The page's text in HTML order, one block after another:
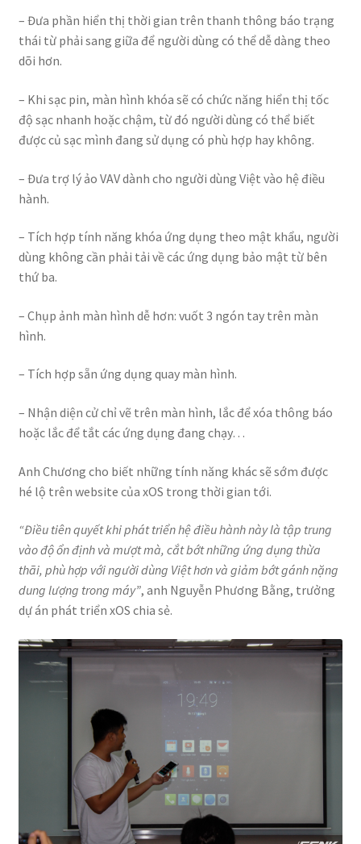
– Đưa phần hiển thị thời gian trên thanh thông báo trạng
thái từ phải sang giữa để người dùng có thể dễ dàng theo
dõi hơn.
– Khi sạc pin, màn hình khóa sẽ có chức năng hiển thị tốc
độ sạc nhanh hoặc chậm, từ đó người dùng có thể biết
được củ sạc mình đang sử dụng có phù hợp hay không.
– Đưa trợ lý ảo VAV dành cho người dùng Việt vào hệ điều
hành.
– Tích hợp tính năng khóa ứng dụng theo mật khẩu, người
dùng không cần phải tải về các ứng dụng bảo mật từ bên
thứ ba.
– Chụp ảnh màn hình dễ hơn: vuốt 3 ngón tay trên màn
hình.
– Tích hợp sẵn ứng dụng quay màn hình.
– Nhận diện cử chỉ vẽ trên màn hình, lắc để xóa thông báo
hoặc lắc để tắt các ứng dụng đang chạy…
Anh Chương cho biết những tính năng khác sẽ sớm được
hé lộ trên website của xOS trong thời gian tới.
“Điều tiên quyết khi phát triển hệ điều hành này là tập trung
vào độ ổn định và mượt mà, cắt bớt những ứng dụng thừa
thãi, phù hợp với người dùng Việt hơn và giảm bớt gánh nặng
dung lượng trong máy”, anh Nguyễn Phương Bằng, trưởng
dự án phát triển xOS chia sẻ.